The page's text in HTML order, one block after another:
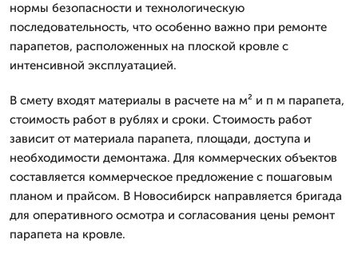
нормы безопасности и технологическую
последовательность, что особенно важно при ремонте
парапетов, расположенных на плоской кровле с
интенсивной эксплуатацией.
В смету входят материалы в расчете на м² и п м парапета,
стоимость работ в рублях и сроки. Стоимость работ
зависит от материала парапета, площади, доступа и
необходимости демонтажа. Для коммерческих объектов
составляется коммерческое предложение с пошаговым
планом и прайсом. В Новосибирск направляется бригада
для оперативного осмотра и согласования цены ремонт
парапета на кровле.